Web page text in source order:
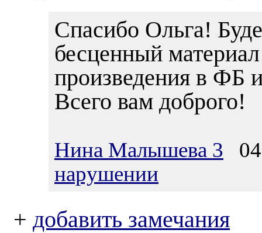
Спасибо Ольга!
бесценный
произведения в
Всего вам доброго!
Нина Малышева 3
нарушении
+ добавить замечания